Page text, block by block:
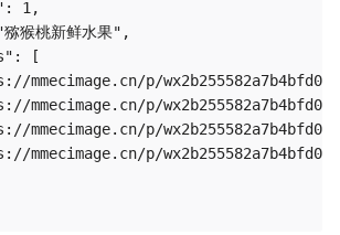
1,
猴桃新鲜水果",
[
mmecimage.cn/p/
mmecimage.cn/p/
mmecimage.cn/p/
mmecimage.cn/p/